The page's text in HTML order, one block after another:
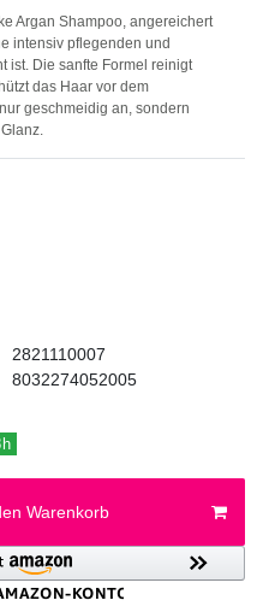
Argan Shampoo, angereichert
intensiv pflegenden und
ist. Die sanfte Formel reinigt
das Haar vor dem
geschmeidig an, sondern
2821110007
8032274052005
Warenkorb